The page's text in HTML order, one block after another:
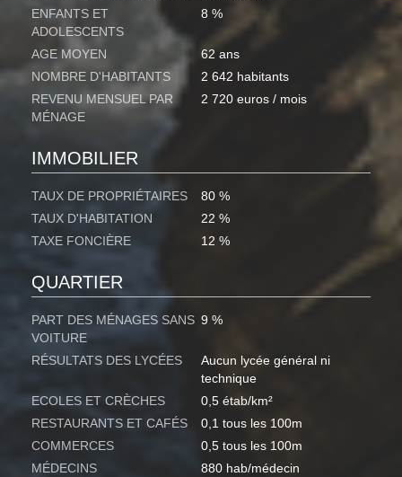
ENFANTS ET
ADOLESCENTS
8 %
AGE MOYEN
62 ans
NOMBRE D'HABITANTS
2 642 habitants
REVENU MENSUEL PAR
MÉNAGE
2 720 euros / mois
IMMOBILIER
TAUX DE PROPRIÉTAIRES
80 %
TAUX D'HABITATION
22 %
TAXE FONCIÈRE
12 %
QUARTIER
PART DES MÉNAGES SANS
VOITURE
9 %
RÉSULTATS DES LYCÉES
Aucun lycée général ni
technique
ECOLES ET CRÈCHES
0,5 étab/km²
RESTAURANTS ET CAFÉS
0,1 tous les 100m
COMMERCES
0,5 tous les 100m
MÉDECINS
880 hab/médecin